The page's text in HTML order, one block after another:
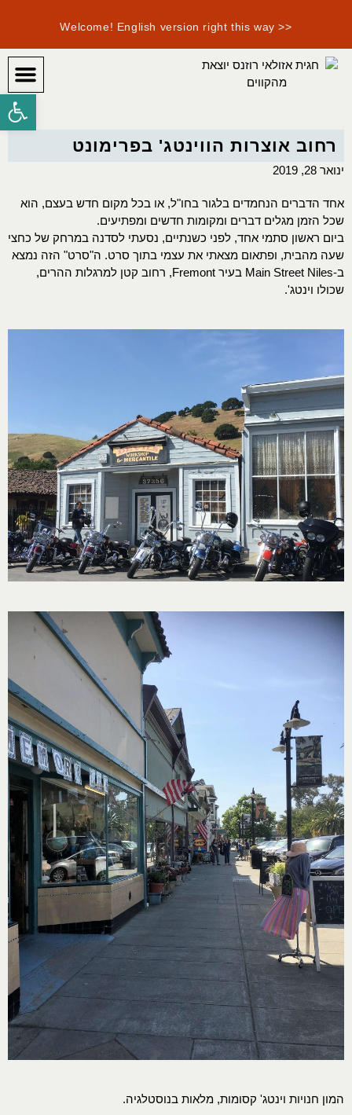
פתח
<< Welcome! English version right this way
רחוב אוצרות הווינטג' בפרימונט
ינואר 28, 2019
אחד הדברים הנחמדים בלגור בחו"ל, או בכל מקום חדש בעצם, הוא
שכל הזמן מגלים דברים ומקומות חדשים ומפתיעים.
ביום ראשון סתמי אחד, לפני כשנתיים, נסעתי לסדנה במרחק של כחצי
שעה מהבית, ופתאום מצאתי את עצמי בתוך סרט. ה"סרט" הזה נמצא
ב-Main Street Niles בעיר Fremont, רחוב קטן למרגלות ההרים,
שכולו וינטג'.
המון חנויות וינטג' קסומות, מלאות בנוסטלגיה.